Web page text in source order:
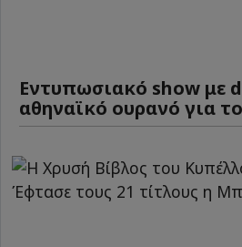
Εντυπωσιακό show με
αθηναϊκό ουρανό για